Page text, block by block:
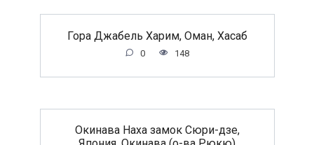
Гора Джабель Харим, Оман, Хасаб
0 148
Окинава Наха замок Сюри-дзе,